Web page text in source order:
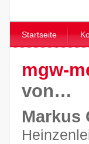
Startseite
mgw-
von…
Markus